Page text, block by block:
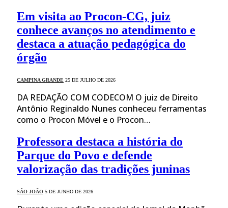
Em visita ao Procon-CG, juiz
conhece avanços no atendimento e
destaca a atuação pedagógica do
órgão
CAMPINA GRANDE 25 DE JULHO DE 2026
DA REDAÇÃO COM CODECOM O juiz de Direito
Antônio Reginaldo Nunes conheceu ferramentas
como o Procon Móvel e o Procon…
Professora destaca a história do
Parque do Povo e defende
valorização das tradições juninas
SÃO JOÃO 5 DE JUNHO DE 2026